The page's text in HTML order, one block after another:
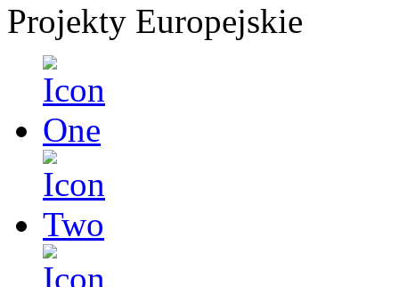
Projekty Europejskie